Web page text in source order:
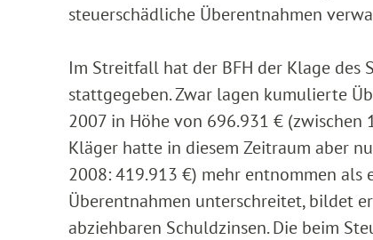
steuerschädliche Überentnahmen
Im Streitfall hat der BFH der Klage
stattgegeben. Zwar lagen kumulierte
2007 in Höhe von 696.931 €
Kläger hatte in diesem Zeitraum aber
2008: 419.913 €) mehr entnommen als
Überentnahmen unterschreitet, bildet
abziehbaren Schuldzinsen. Die beim